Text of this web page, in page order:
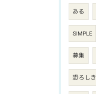
ある
SIMPLE
募集
恐ろしき